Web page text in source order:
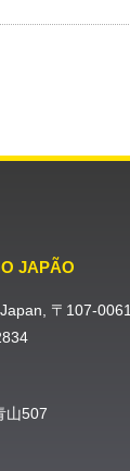
JAPÃO
〒107-0061
山507